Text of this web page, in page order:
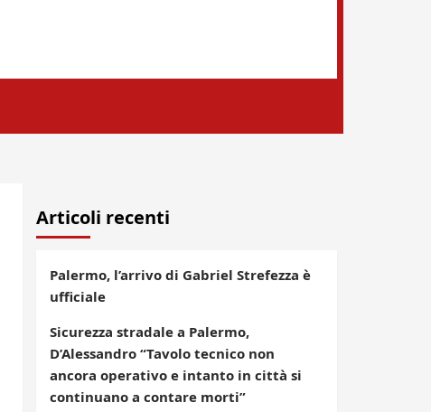
Articoli recenti
Palermo, l’arrivo di Gabriel Strefezza è
ufficiale
Sicurezza stradale a Palermo,
D’Alessandro “Tavolo tecnico non
ancora operativo e intanto in città si
continuano a contare morti”